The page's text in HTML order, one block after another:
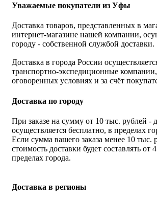
Уважаемые покупатели из Уфы
Доставка товаров, представленных в
интернет-магазине нашей компании,
городу - собственной службой доставки.
Доставка в города России
транспортно-экспедиционные компании,
оговоренных условиях и за счёт
Доставка по городу
При заказе на сумму от 10 тыс. рублей -
осуществляется бесплатно, в пределах
Если сумма вашего заказа менее 10 тыс.
стоимость доставки будет составлять от
пределах города.
Доставка в регионы